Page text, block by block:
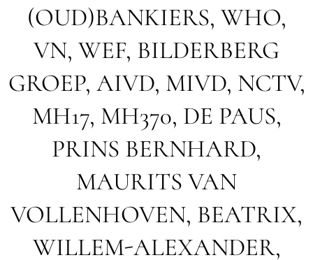
(OUD)BANKIERS, WHO,
VN, WEF, BILDERBERG
GROEP, AIVD, MIVD, NCTV,
MH17, MH370, DE PAUS,
PRINS BERNHARD,
MAURITS VAN
VOLLENHOVEN, BEATRIX,
WILLEM-ALEXANDER,